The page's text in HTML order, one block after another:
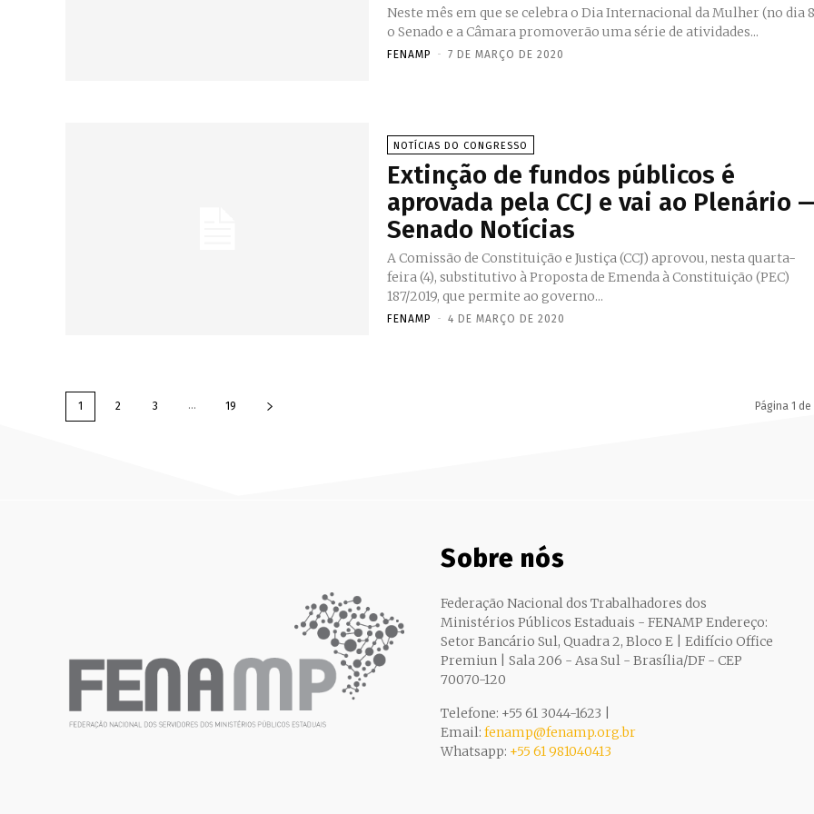
Neste mês em que se celebra o Dia Internacional da Mulher (no dia
o Senado e a Câmara promoverão uma série de atividades...
FENAMP - 7 DE MARÇO DE 2020
NOTÍCIAS DO CONGRESSO
Extinção de fundos públicos é
aprovada pela CCJ e vai ao Plenário
Senado Notícias
A Comissão de Constituição e Justiça (CCJ) aprovou, nesta quarta-
feira (4), substitutivo à Proposta de Emenda à Constituição (PEC)
187/2019, que permite ao governo...
FENAMP - 4 DE MARÇO DE 2020
1 2 3 ... 19 Página 1 de
Sobre nós
Federação Nacional dos Trabalhadores dos
Ministérios Públicos Estaduais - FENAMP Endereço:
Setor Bancário Sul, Quadra 2, Bloco E | Edifício Office
Premiun | Sala 206 - Asa Sul - Brasília/DF - CEP
70070-120
Telefone: +55 61 3044-1623 |
Email:fenamp@fenamp.org.br
Whatsapp: +55 61 981040413